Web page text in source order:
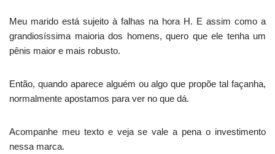
Meu marido está sujeito à falhas na hora H. E assim como a
grandiosíssima maioria dos homens, quero que ele tenha um
pênis maior e mais robusto.
Então, quando aparece alguém ou algo que propõe tal façanha,
normalmente apostamos para ver no que dá.
Acompanhe meu texto e veja se vale a pena o investimento
nessa marca.